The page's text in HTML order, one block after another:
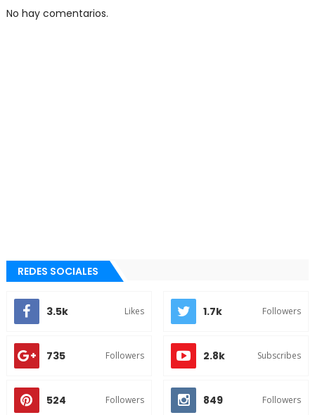
No hay comentarios.
REDES SOCIALES
3.5k Likes 1.7k Followers
735 Followers 2.8k Subscribes
524 Followers 849 Followers